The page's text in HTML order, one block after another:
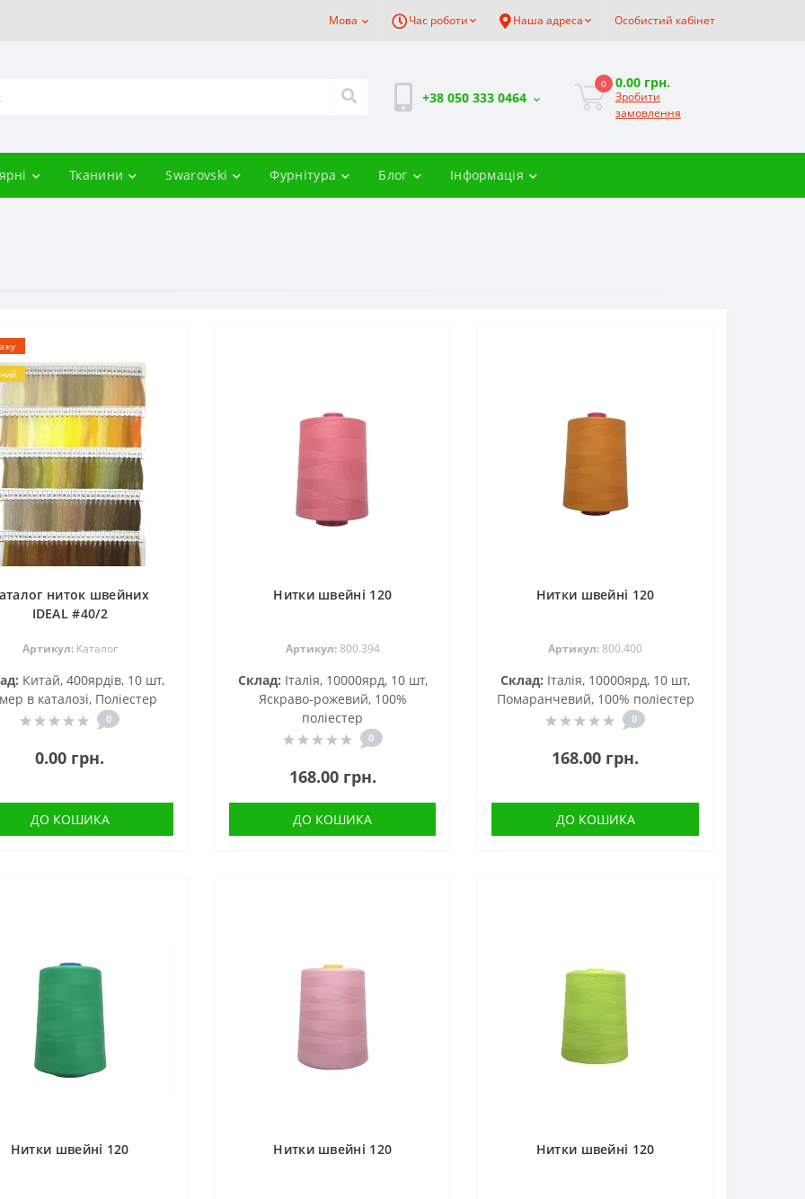
Мова Час роботи Наша адреса Особистий кабінет
+38 050 333 0464
0 0.00 грн.
Зробити
замовлення
Тканини Swarovski Фурнітура Блог Інформація
ниток швейних
IDEAL #40/2
Артикул:Каталог
Китай, 400ярдів, 10 шт,
в каталозі, Поліестер
0
0.00 грн.
ДО КОШИКА
Нитки швейні 120
Артикул:800.394
Склад: Італія, 10000ярд, 10 шт,
Яскраво-рожевий, 100%
поліестер
0
168.00 грн.
ДО КОШИКА
Нитки швейні 120
Артикул:800.400
Склад: Італія, 10000ярд, 10 шт,
Помаранчевий, 100% поліестер
0
168.00 грн.
ДО КОШИКА
Нитки швейні 120 Нитки швейні 120 Нитки швейні 120